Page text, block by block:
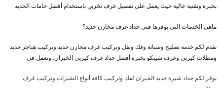
بخبرة وتقنية عالية حيث يعمل على تفصيل غرف تخزين باستخدام أفضل خامات الحديد
ماهي الخدمات التي يوفرها فني حداد غرف مخازن حديد؟
نقدم لكم خدمة تصليح وصيانة وفك ونقل وتركيب غرف مخازن حديد وتركيب هناجر حديد
ومظلات كيربي وغرف شينكو بخبرة أفضل حداد غرف كيربي الخيران. ونعمل في:
نوفر لكم حداد شبرة حديد الخيران لفك وتركيب كافة أنواع الشبرات وتركيب غرف